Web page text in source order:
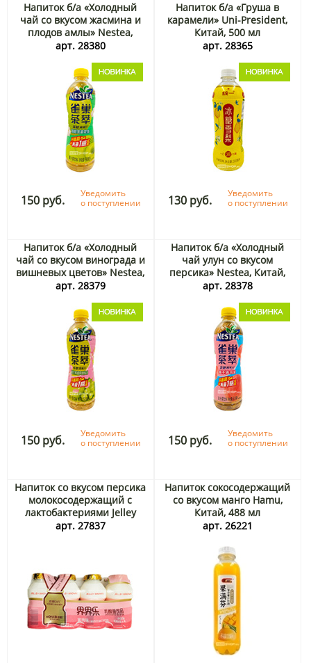
Напиток б/а «Холодный
чай со вкусом жасмина и
плодов амлы» Nestea,
Китай, 500 мл
арт. 28380
150 руб.
Уведомить
о поступлении
Напиток б/а «Груша в
карамели» Uni-President,
Китай, 500 мл
арт. 28365
130 руб.
Уведомить
о поступлении
Напиток б/а «Холодный
чай со вкусом винограда и
вишневых цветов» Nestea,
Китай, 500 мл
арт. 28379
150 руб.
Уведомить
о поступлении
Напиток б/а «Холодный
чай улун со вкусом
персика» Nestea, Китай,
500 мл
арт. 28378
150 руб.
Уведомить
о поступлении
Напиток со вкусом персика
молокосодержащий с
лактобактериями Jelley
Brown, Китай, 4*100 мл
арт. 27837
Напиток сокосодержащий
со вкусом манго Hamu,
Китай, 488 мл
арт. 26221